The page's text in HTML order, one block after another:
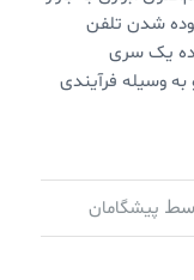
شدن تلفن
یک سری
وسیله فرآیندی
پیشگامان